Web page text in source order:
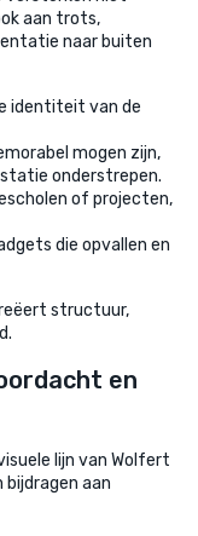
aan trots,
naar buiten
identiteit van de
mogen zijn,
onderstrepen.
of projecten,
die opvallen en
structuur,
en
lijn van Wolfert
aan